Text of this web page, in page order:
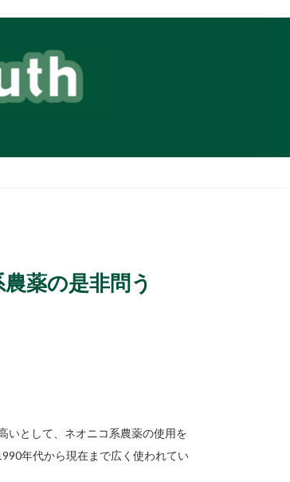
薬の是非問う
いとして、ネオニコ系農薬の使用を
年代から現在まで広く使われてい